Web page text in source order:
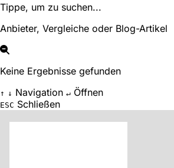
Tippe, um zu suchen...
Anbieter, Vergleiche oder Blog-Artikel
Keine Ergebnisse gefunden
↑ ↓ Navigation ↵ Öffnen
ESC Schließen